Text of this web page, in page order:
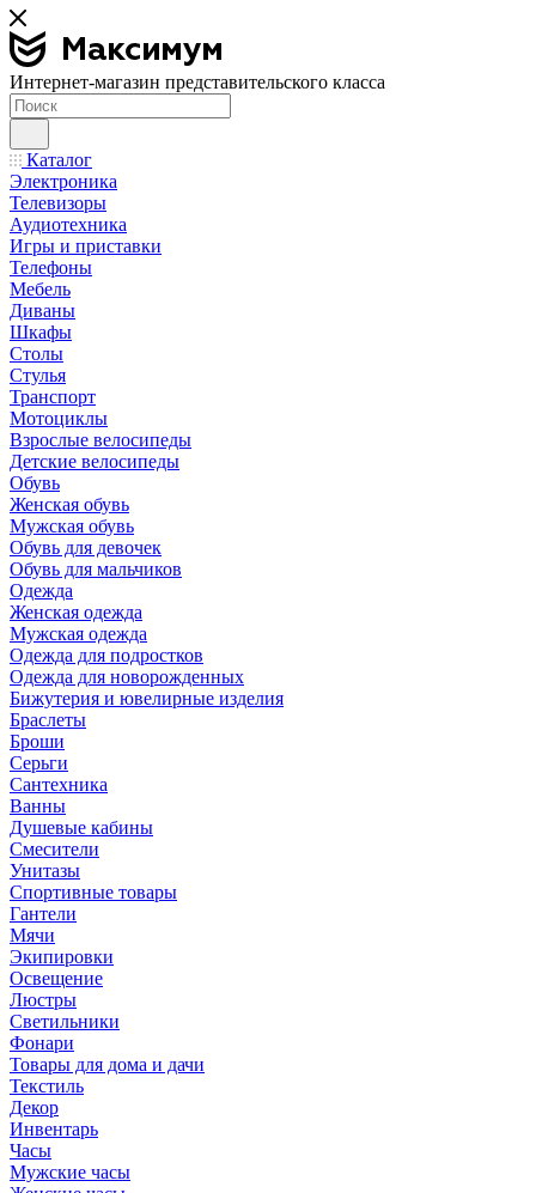
Интернет-магазин представительского класса
Каталог
Электроника
Телевизоры
Аудиотехника
Игры и приставки
Телефоны
Мебель
Диваны
Шкафы
Столы
Стулья
Транспорт
Мотоциклы
Взрослые велосипеды
Детские велосипеды
Обувь
Женская обувь
Мужская обувь
Обувь для девочек
Обувь для мальчиков
Одежда
Женская одежда
Мужская одежда
Одежда для подростков
Одежда для новорожденных
Бижутерия и ювелирные изделия
Браслеты
Броши
Серьги
Сантехника
Ванны
Душевые кабины
Смесители
Унитазы
Спортивные товары
Гантели
Мячи
Экипировки
Освещение
Люстры
Светильники
Фонари
Товары для дома и дачи
Текстиль
Декор
Инвентарь
Часы
Мужские часы